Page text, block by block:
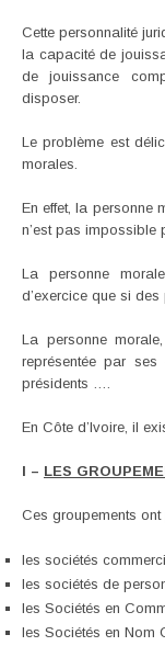
Cette personnalité
la capacité de
de jouissance
disposer.
Le problème est
morales.
En effet, la personne
n’est pas impossible
La personne
d’exercice que si des
La personne
représentée par ses
présidents ….
En Côte d’Ivoire, il
I – LES
Ces groupements
les sociétés
les sociétés de
les Sociétés en
les Sociétés en Nom